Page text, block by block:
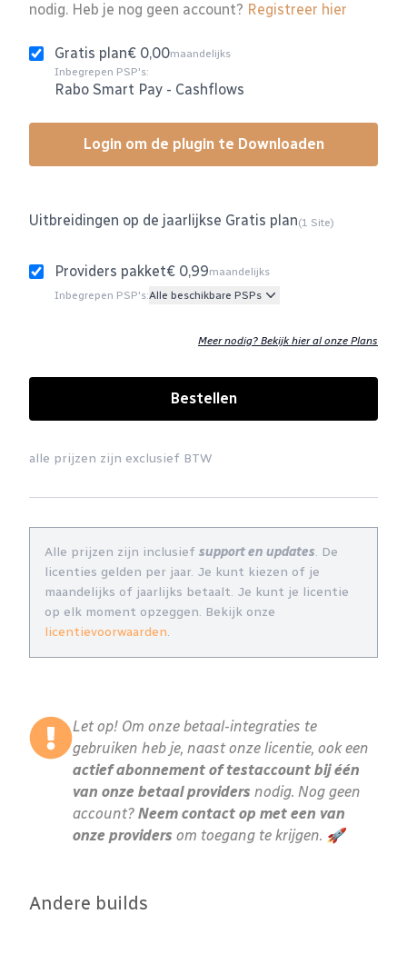
Let op! Om onze betaal-integraties te
gebruiken heb je, naast onze licentie, ook een
actief abonnement of testaccount bij één
van onze betaal providers nodig. Nog geen
account? Neem contact op met een van
onze providers om toegang te krijgen. 🚀
Andere builds
nodig. Heb je nog geen account? Registreer hier
Gratis plan€ 0,00maandelijks
Inbegrepen PSP's:
Rabo Smart Pay - Cashflows
Login om de plugin te Downloaden
Uitbreidingen op de jaarlijkse Gratis plan(1 Site)
Providers pakket€ 0,99maandelijks
Inbegrepen PSP's:Alle beschikbare PSPs
Meer nodig? Bekijk hier al onze Plans
Bestellen
alle prijzen zijn exclusief BTW
Alle prijzen zijn inclusief support en updates. De
licenties gelden per jaar. Je kunt kiezen of je
maandelijks of jaarlijks betaalt. Je kunt je licentie
op elk moment opzeggen. Bekijk onze
licentievoorwaarden.